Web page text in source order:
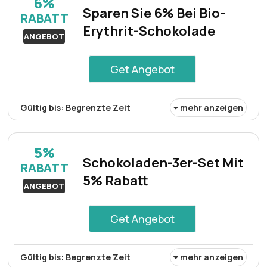
Angebot frei, indem Sie noch heute unserer Community
beitreten.
RABATT
ANGEBOT
Sparen Sie 6% Bei Bio-
Erythrit-Schokolade
Get Angebot
Gültig bis: Begrenzte Zeit mehr anzeigen
diesen köstlichen Leckerbissen mit natürlicher Süße und
gesundheitlichen Vorteilen. Nutzen Sie dieses zeitlich
begrenzte Angebot und genießen Sie den reichen
5%
RABATT
ANGEBOT
Schokoladen-3er-Set Mit
5% Rabatt
Get Angebot
Gültig bis: Begrenzte Zeit mehr anzeigen